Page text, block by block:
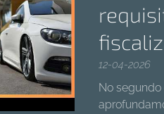
12-04-2026
No